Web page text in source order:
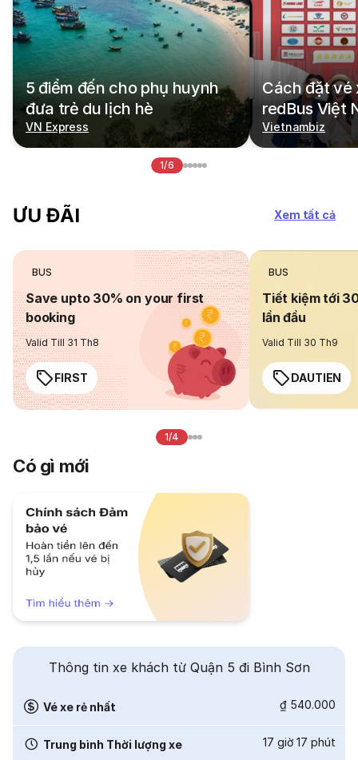
5 điểm đến cho phụ huynh
đưa trẻ du lịch hè
VN Express
Cách đặt vé
redBus Việt
Vietnambiz
1/6
ƯU ĐÃI Xem tất cả
BUS
Save upto 30% on your first
booking
Valid Till 31 Th8
FIRST
BUS
Tiết kiệm tới
lần đầu
Valid Till 30 Th9
DAUTIEN
1/4
Có gì mới
Thông tin xe khách từ Quận 5 đi Bình Sơn
Vé xe rẻ nhất ₫ 540.000
Trung bình Thời lượng xe 17 giờ 17 phút